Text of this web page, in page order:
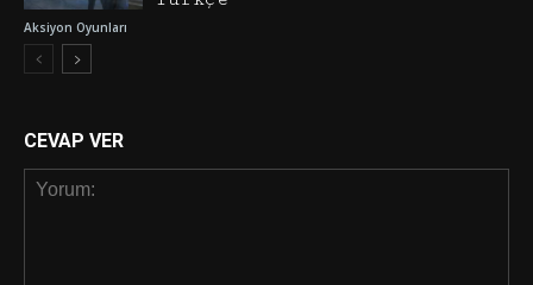
Aksiyon Oyunları
CEVAP VER